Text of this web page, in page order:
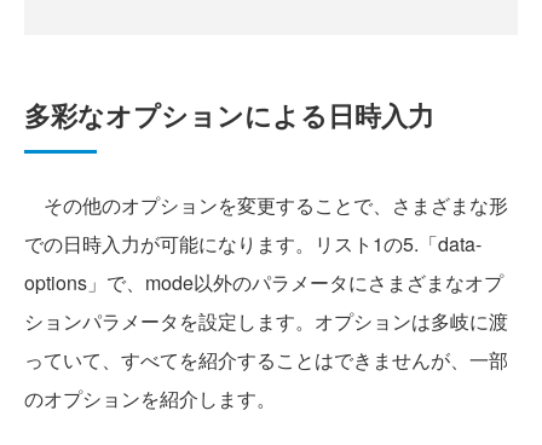
多彩なオプションによる日時入力
その他のオプションを変更することで、さまざまな形
での日時入力が可能になります。リスト1の5.「data-
options」で、mode以外のパラメータにさまざまなオプ
ションパラメータを設定します。オプションは多岐に渡
っていて、すべてを紹介することはできませんが、一部
のオプションを紹介します。